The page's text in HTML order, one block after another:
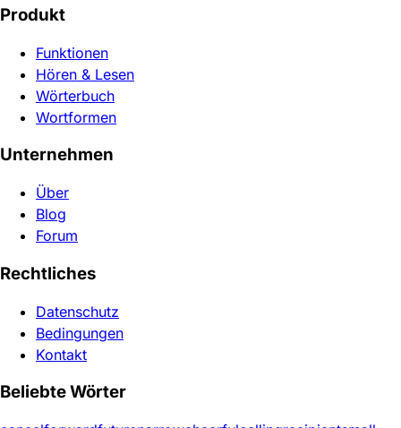
Produkt
Funktionen
Hören & Lesen
Wörterbuch
Wortformen
Unternehmen
Über
Blog
Forum
Rechtliches
Datenschutz
Bedingungen
Kontakt
Beliebte Wörter